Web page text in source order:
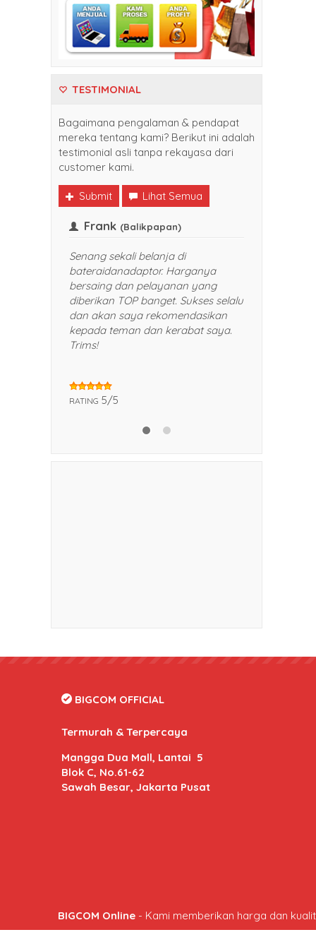
TESTIMONIAL
Bagaimana pengalaman & pendapat
mereka tentang kami? Berikut ini adalah
testimonial asli tanpa rekayasa dari
customer kami.
Submit Lihat Semua
Frank (Balikpapan)
Senang sekali belanja di
bateraidanadaptor. Harganya
bersaing dan pelayanan yang
diberikan TOP banget. Sukses selalu
dan akan saya rekomendasikan
kepada teman dan kerabat saya.
Trims!
RATING 5/5
BIGCOM OFFICIAL
Termurah & Terpercaya
Mangga Dua Mall, Lantai 5
Blok C, No.61-62
Sawah Besar, Jakarta Pusat
BIGCOM Online - Kami memberikan harga dan